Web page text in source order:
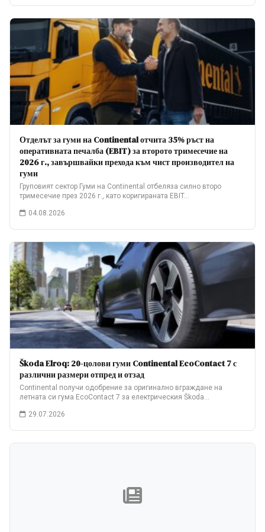
Отделът за гуми на Continental отчита 35% ръст на
оперативната печалба (EBIT) за второто тримесечие на
2026 г., завършвайки прехода към чист производител на
гуми
Груповият сектор Гуми на Continental отбеляза силно второ
тримесечие през 2026 г., като коригираната EBIT…
04.08.2026
Škoda Elroq: 20-цолови гуми Continental EcoContact 7 с
различни размери отпред и отзад
Continental получи одобрение за оригинално вграждане на
летната си гума EcoContact 7 за електрическия Škoda…
29.07.2026